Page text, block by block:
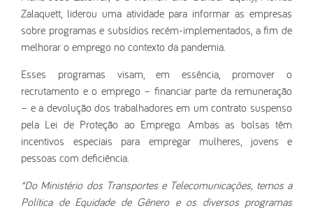
Zalaquett, liderou uma atividade para informar as empresas
sobre programas e subsídios recém-implementados, a fim de
melhorar o emprego no contexto da pandemia.
Esses programas visam, em essência, promover o
recrutamento e o emprego – financiar parte da remuneração
– e a devolução dos trabalhadores em um contrato suspenso
pela Lei de Proteção ao Emprego. Ambas as bolsas têm
incentivos especiais para empregar mulheres, jovens e
pessoas com deficiência.
“Do Ministério dos Transportes e Telecomunicações, temos a
Política de Equidade de Gênero e os diversos programas